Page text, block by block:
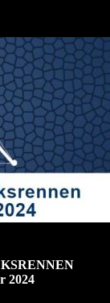
2024